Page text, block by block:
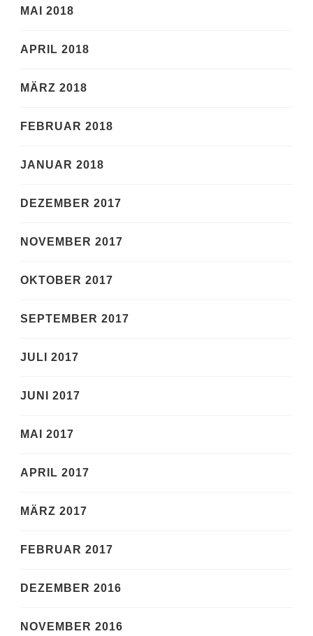
MAI 2018
APRIL 2018
MÄRZ 2018
FEBRUAR 2018
JANUAR 2018
DEZEMBER 2017
NOVEMBER 2017
OKTOBER 2017
SEPTEMBER 2017
JULI 2017
JUNI 2017
MAI 2017
APRIL 2017
MÄRZ 2017
FEBRUAR 2017
DEZEMBER 2016
NOVEMBER 2016